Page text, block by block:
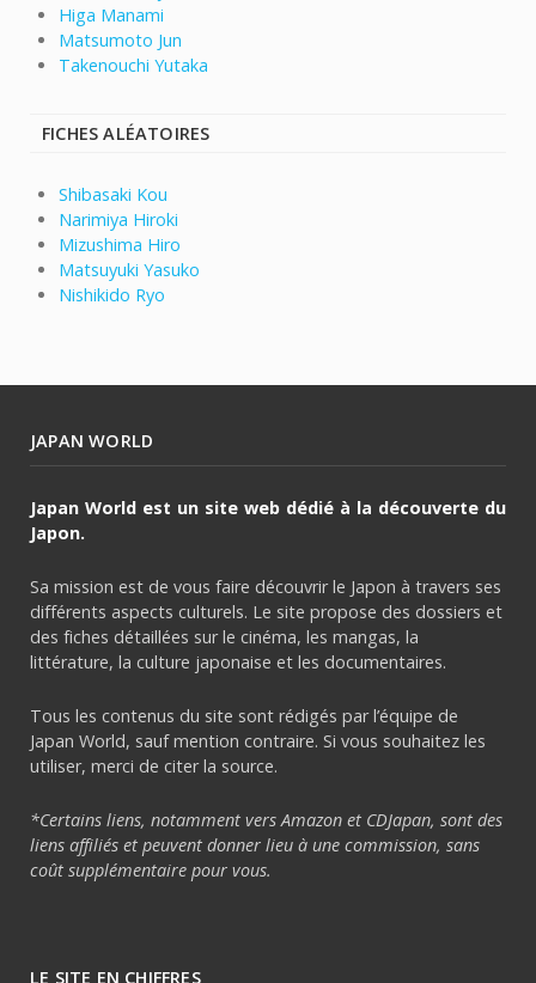
Higa Manami
Matsumoto Jun
Takenouchi Yutaka
FICHES ALÉATOIRES
Shibasaki Kou
Narimiya Hiroki
Mizushima Hiro
Matsuyuki Yasuko
Nishikido Ryo
JAPAN WORLD
Japan World est un site web dédié à la découverte du
Japon.
Sa mission est de vous faire découvrir le Japon à travers ses
différents aspects culturels. Le site propose des dossiers et
des fiches détaillées sur le cinéma, les mangas, la
littérature, la culture japonaise et les documentaires.
Tous les contenus du site sont rédigés par l’équipe de
Japan World, sauf mention contraire. Si vous souhaitez les
utiliser, merci de citer la source.
*Certains liens, notamment vers Amazon et CDJapan, sont des
liens affiliés et peuvent donner lieu à une commission, sans
coût supplémentaire pour vous.
LE SITE EN CHIFFRES